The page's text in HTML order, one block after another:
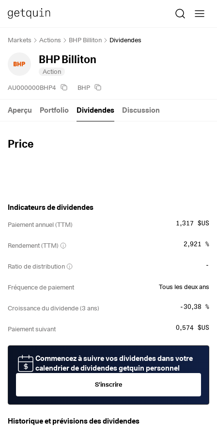
Markets Actions BHP Billiton Dividendes
BHP Billiton
Action
AU000000BHP4 BHP
Price
Aperçu Portfolio Dividendes Discussion
Indicateurs de dividendes
Paiement annuel (TTM) 1,317 $US
Rendement (TTM) 2,921 %
Ratio de distribution -
Fréquence de paiement Tous les deux ans
Croissance du dividende (3 ans) -30,38 %
Paiement suivant 0,574 $US
Commencez à suivre vos dividendes dans votre
calendrier de dividendes getquin personnel
S'inscrire
Historique et prévisions des dividendes